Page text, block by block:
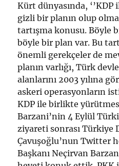
Kürt dünyasında, ‘’KDP
gizli bir planın olup
tartışma konusu. Böyle
böyle bir plan var. Bu
önemli gerekçeler de
planın varlığı, Türk
alanlarını 2003 yılına
askeri operasyonların
KDP ile birlikte
Barzani’nin 4 Eylül
ziyareti sonrası Türkiye
Çavuşoğlu’nun Twitter
Başkanı Neçirvan